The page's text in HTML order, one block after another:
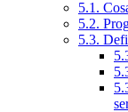
5.1.
5.2.
5.3.